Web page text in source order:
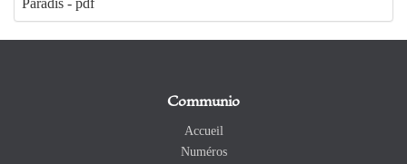
Communio
Accueil
Numéros